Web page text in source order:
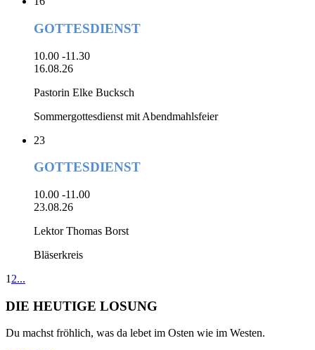
GOTTESDIENST
10.00 -11.30
16.08.26
Pastorin Elke Bucksch
Sommergottesdienst mit Abendmahlsfeier
23
GOTTESDIENST
10.00 -11.00
23.08.26
Lektor Thomas Borst
Bläserkreis
1 2...
DIE HEUTIGE LOSUNG
Du machst fröhlich, was da lebet im Osten wie im Westen.